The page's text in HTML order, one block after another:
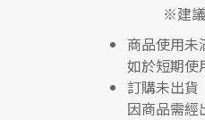
※建
商品使用未
如於短期使
訂購未出貨
因商品需經